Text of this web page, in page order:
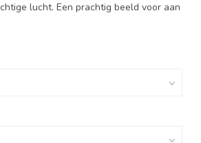
lucht. Een prachtig beeld voor aan